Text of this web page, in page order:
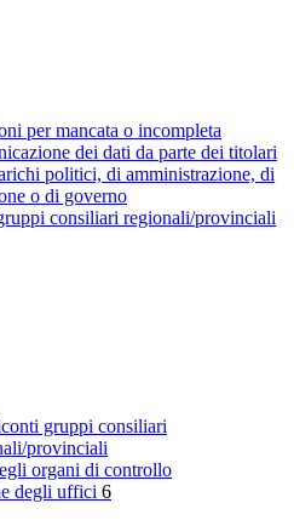
per mancata o incompleta
dei dati da parte dei titolari
politici, di amministrazione, di
o di governo
consiliari regionali/provinciali
gruppi consiliari
provinciali
organi di controllo
degli uffici 6